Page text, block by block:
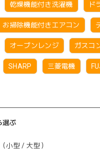
乾燥機能付き洗濯機 ド
お掃除機能付きエアコン
オーブンレンジ ガスコ
SHARP 三菱電機
選ぶ
小型 / 大型）